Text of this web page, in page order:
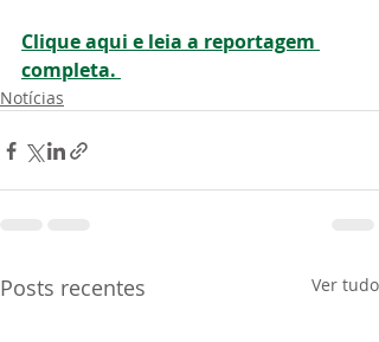
Clique aqui e leia a reportagem
completa.
Notícias
Posts recentes Ver tudo